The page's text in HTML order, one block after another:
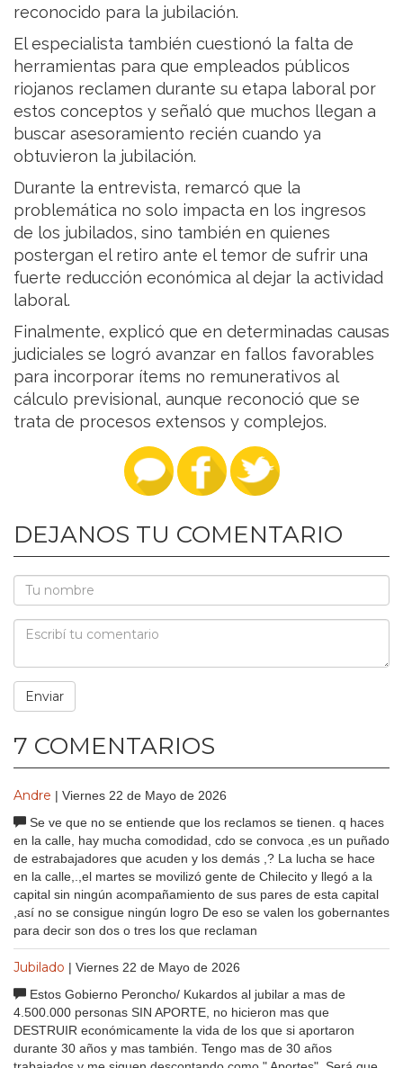
reconocido para la jubilación.
El especialista también cuestionó la falta de
herramientas para que empleados públicos
riojanos reclamen durante su etapa laboral por
estos conceptos y señaló que muchos llegan a
buscar asesoramiento recién cuando ya
obtuvieron la jubilación.
Durante la entrevista, remarcó que la
problemática no solo impacta en los ingresos
de los jubilados, sino también en quienes
postergan el retiro ante el temor de sufrir una
fuerte reducción económica al dejar la actividad
laboral.
Finalmente, explicó que en determinadas causas
judiciales se logró avanzar en fallos favorables
para incorporar ítems no remunerativos al
cálculo previsional, aunque reconoció que se
trata de procesos extensos y complejos.
DEJANOS TU COMENTARIO
7 COMENTARIOS
Andre | Viernes 22 de Mayo de 2026
Se ve que no se entiende que los reclamos se tienen. q haces
en la calle, hay mucha comodidad, cdo se convoca ,es un puñado
de estrabajadores que acuden y los demás ,? La lucha se hace
en la calle,.,el martes se movilizó gente de Chilecito y llegó a la
capital sin ningún acompañamiento de sus pares de esta capital
,así no se consigue ningún logro De eso se valen los gobernantes
para decir son dos o tres los que reclaman
Jubilado | Viernes 22 de Mayo de 2026
Estos Gobierno Peroncho/ Kukardos al jubilar a mas de
4.500.000 personas SIN APORTE, no hicieron mas que
DESTRUIR económicamente la vida de los que si aportaron
durante 30 años y mas también. Tengo mas de 30 años